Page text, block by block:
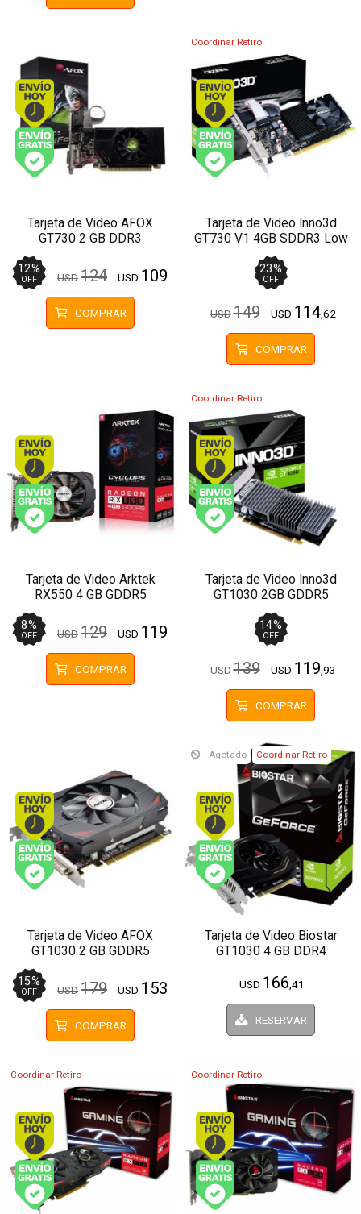
Envío hoy. Comprando antes de 13Hs.
Envío gratis (Ver Envíos y Pagos)
Tarjeta de Video AFOX
GT730 2 GB DDR3
12%
OFF USD124 USD 109
COMPRAR
Coordinar Retiro
Envío hoy.
Envío gratis (Ver
Tarjeta de Video Inno3d
GT730 V1 4GB SDDR3 Low
Profile
23%
OFF
USD149 USD 114,62
COMPRAR
Envío hoy. Comprando antes de 13Hs.
Envío gratis (Ver Envíos y Pagos)
Tarjeta de Video Arktek
RX550 4 GB GDDR5
8%
OFF USD129 USD 119
COMPRAR
Coordinar Retiro
Envío hoy.
Envío gratis (Ver
Tarjeta de Video Inno3d
GT1030 2GB GDDR5
14%
OFF
USD139 USD 119 ,93
COMPRAR
Envío hoy. Comprando antes de 13Hs.
Envío gratis (Ver Envíos y Pagos)
Tarjeta de Video AFOX
GT1030 2 GB GDDR5
15%
OFF USD179 USD 153
COMPRAR
Agotado Coordinar Retiro
Envío hoy.
Envío gratis (Ver
Tarjeta de Video Biostar
GT1030 4 GB DDR4
USD 166 ,41
RESERVAR
Coordinar Retiro
Envío hoy. Comprando antes de 13Hs.
Envío gratis (Ver Envíos y Pagos)
Coordinar Retiro
Envío hoy.